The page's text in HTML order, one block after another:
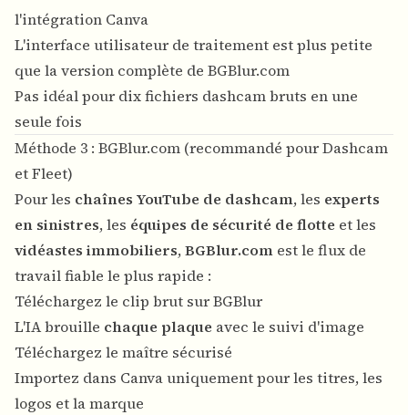
l'intégration Canva
L'interface utilisateur de traitement est plus petite
que la version complète de BGBlur.com
Pas idéal pour dix fichiers dashcam bruts en une
seule fois
Méthode 3 : BGBlur.com (recommandé pour Dashcam
et Fleet)
Pour les chaînes YouTube de dashcam, les experts
en sinistres, les équipes de sécurité de flotte et les
vidéastes immobiliers,BGBlur.com est le flux de
travail fiable le plus rapide :
Téléchargez le clip brut sur BGBlur
L'IA brouille chaque plaque avec le suivi d'image
Téléchargez le maître sécurisé
Importez dans Canva uniquement pour les titres, les
logos et la marque